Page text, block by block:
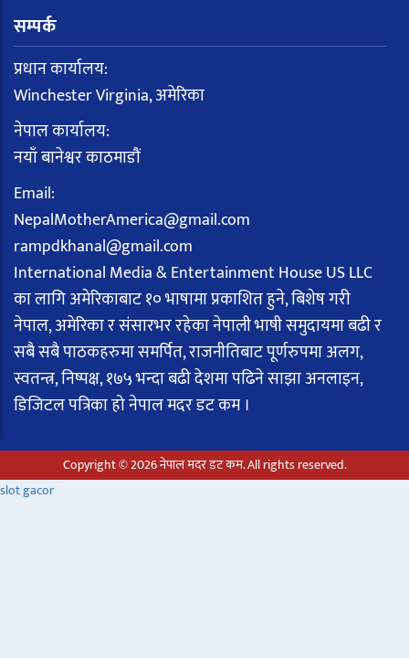
सम्पर्क
प्रधान कार्यालय:
Winchester Virginia, अमेरिका
नेपाल कार्यालय:
नयाँ बानेश्वर काठमाडौं
Email:
NepalMotherAmerica@gmail.com
rampdkhanal@gmail.com
International Media & Entertainment House US LLC
का लागि अमेरिकाबाट १० भाषामा प्रकाशित हुने, बिशेष गरी
नेपाल, अमेरिका र संसारभर रहेका नेपाली भाषी समुदायमा बढी र
सबै सबै पाठकहरुमा समर्पित, राजनीतिबाट पूर्णरुपमा अलग,
स्वतन्त्र, निष्पक्ष, १७५ भन्दा बढी देशमा पढिने साझा अनलाइन,
डिजिटल पत्रिका हो नेपाल मदर डट कम ।
Copyright © 2026 नेपाल मदर डट कम. All rights reserved.
slot gacor